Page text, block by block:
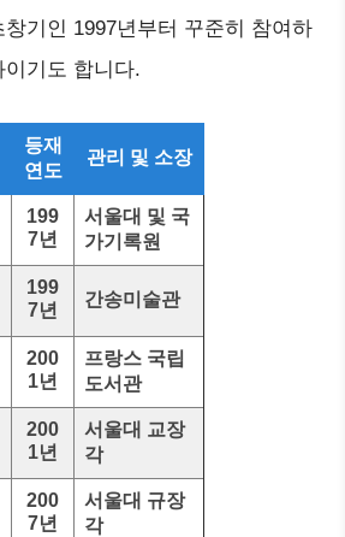
기인 1997년부터 꾸준히 참여하
기도 합니다.
등재
연도
관리 및 소장
199
7년
서울대 및 국
가기록원
199
7년
간송미술관
200
1년
프랑스 국립
도서관
200
1년
서울대 교장
각
200
7년
서울대 규장
각